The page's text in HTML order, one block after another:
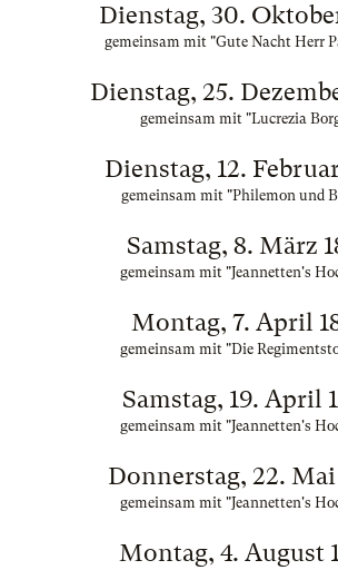
Dienstag, 30.
gemeinsam mit "Gute Nacht Herr
Dienstag, 25.
gemeinsam mit "Lucrezia
Dienstag, 12.
gemeinsam mit "Philemon und
Samstag, 8. März
gemeinsam mit "Jeannetten's
Montag, 7. April
gemeinsam mit "Die
Samstag, 19. April
gemeinsam mit "Jeannetten's
Donnerstag, 22. Mai
gemeinsam mit "Jeannetten's
Montag, 4. August